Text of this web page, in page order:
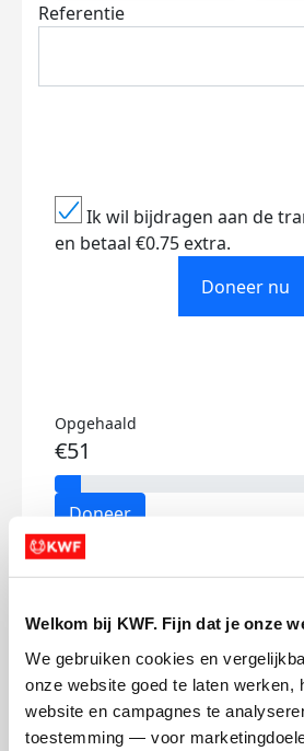
Welkom bij KWF. Fijn dat je onze
We gebruiken cookies en
onze website goed te laten werken,
website en campagnes te
toestemming — voor
Referentie
Ik wil bijdragen aan de
en betaal €0.75 extra.
Doneer nu
Opgehaald
€51
Doneer
Mika's